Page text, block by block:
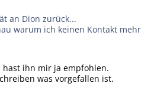
an Dion zurück...
warum ich keinen Kontakt mehr
ihn mir ja empfohlen.
was vorgefallen ist.